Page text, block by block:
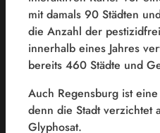
mit damals 90 Städten
die Anzahl der
innerhalb eines Jahres
bereits 460 Städte und
Auch Regensburg ist
denn die Stadt verzichtet
Glyphosat.